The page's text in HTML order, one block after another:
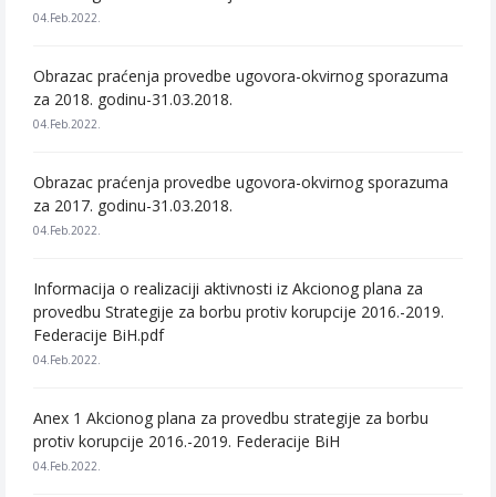
04.Feb.2022.
Obrazac praćenja provedbe ugovora-okvirnog sporazuma
za 2018. godinu-31.03.2018.
04.Feb.2022.
Obrazac praćenja provedbe ugovora-okvirnog sporazuma
za 2017. godinu-31.03.2018.
04.Feb.2022.
Informacija o realizaciji aktivnosti iz Akcionog plana za
provedbu Strategije za borbu protiv korupcije 2016.-2019.
Federacije BiH.pdf
04.Feb.2022.
Anex 1 Akcionog plana za provedbu strategije za borbu
protiv korupcije 2016.-2019. Federacije BiH
04.Feb.2022.